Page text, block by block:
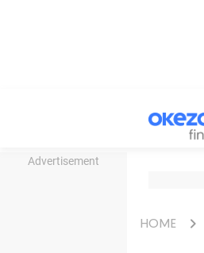
Advertisement
HOME